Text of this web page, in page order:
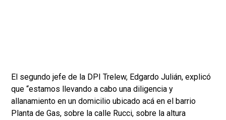
El segundo jefe de la DPI Trelew, Edgardo Julián, explicó
que “estamos llevando a cabo una diligencia y
allanamiento en un domicilio ubicado acá en el barrio
Planta de Gas, sobre la calle Rucci, sobre la altura